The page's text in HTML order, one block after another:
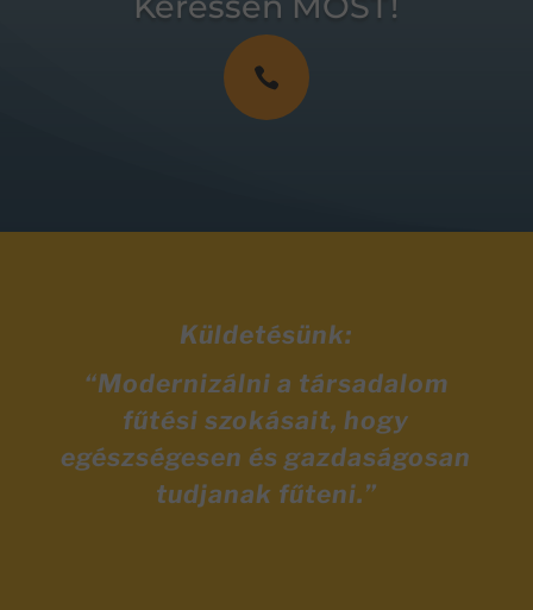

Küldetésünk:
“Modernizálni a társadalom
fűtési szokásait, hogy
egészségesen és gazdaságosan
tudjanak fűteni.”